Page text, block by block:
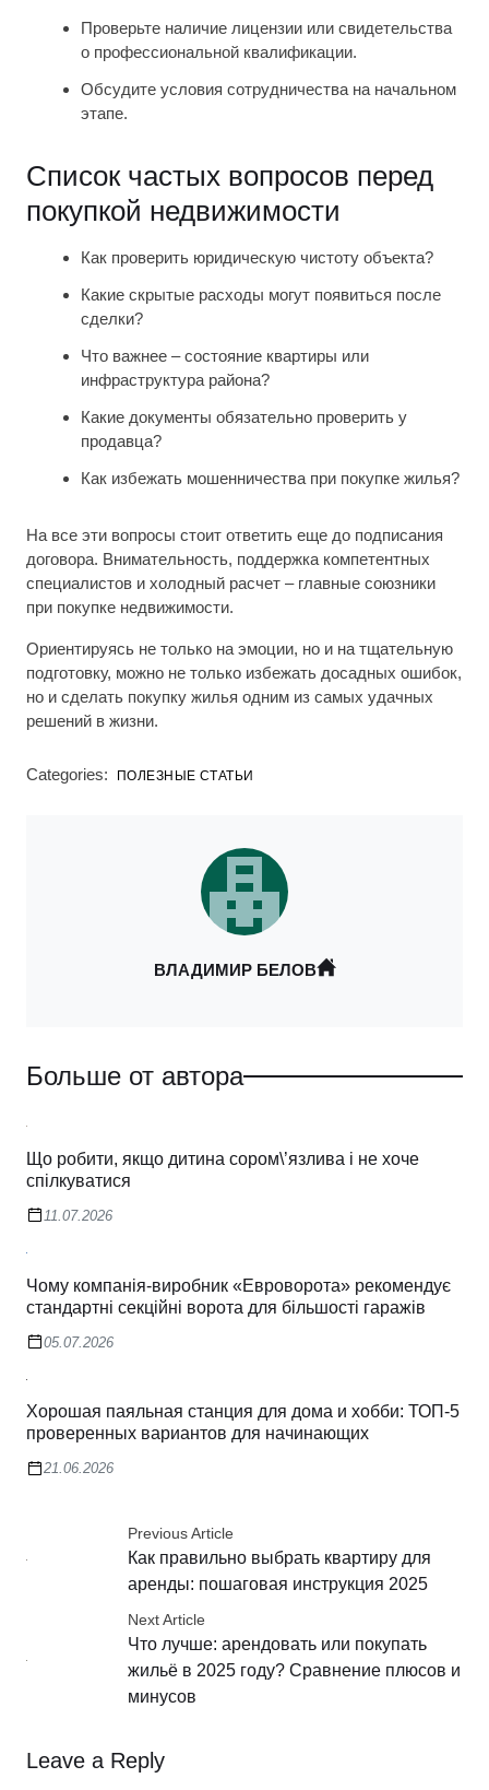
Проверьте наличие лицензии или свидетельства
о профессиональной квалификации.
Обсудите условия сотрудничества на начальном
этапе.
Список частых вопросов перед
покупкой недвижимости
Как проверить юридическую чистоту объекта?
Какие скрытые расходы могут появиться после
сделки?
Что важнее – состояние квартиры или
инфраструктура района?
Какие документы обязательно проверить у
продавца?
Как избежать мошенничества при покупке жилья?
На все эти вопросы стоит ответить еще до подписания
договора. Внимательность, поддержка компетентных
специалистов и холодный расчет – главные союзники
при покупке недвижимости.
Ориентируясь не только на эмоции, но и на тщательную
подготовку, можно не только избежать досадных ошибок,
но и сделать покупку жилья одним из самых удачных
решений в жизни.
Categories: ПОЛЕЗНЫЕ СТАТЬИ
ВЛАДИМИР БЕЛОВ
Больше от автора
Що робити, якщо дитина сором\’язлива і не хоче
спілкуватися
11.07.2026
Чому компанія-виробник «Евроворота» рекомендує
стандартні секційні ворота для більшості гаражів
05.07.2026
Хорошая паяльная станция для дома и хобби: ТОП-5
проверенных вариантов для начинающих
21.06.2026
Previous Article
Как правильно выбрать квартиру для
аренды: пошаговая инструкция 2025
Next Article
Что лучше: арендовать или покупать
жильё в 2025 году? Сравнение плюсов и
минусов
Leave a Reply